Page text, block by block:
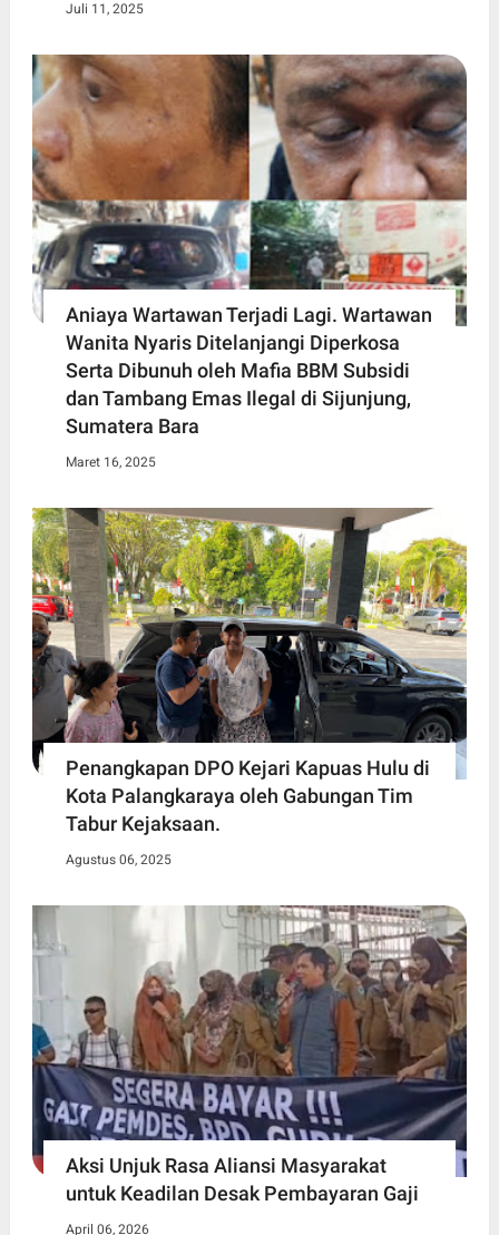
Juli 11, 2025
Aniaya Wartawan Terjadi Lagi. Wartawan
Wanita Nyaris Ditelanjangi Diperkosa
Serta Dibunuh oleh Mafia BBM Subsidi
dan Tambang Emas Ilegal di Sijunjung,
Sumatera Bara
Maret 16, 2025
Penangkapan DPO Kejari Kapuas Hulu di
Kota Palangkaraya oleh Gabungan Tim
Tabur Kejaksaan.
Agustus 06, 2025
Aksi Unjuk Rasa Aliansi Masyarakat
untuk Keadilan Desak Pembayaran Gaji
April 06, 2026